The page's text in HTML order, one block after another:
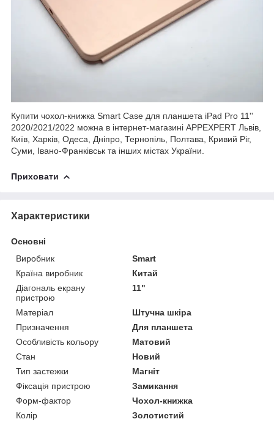
Купити чохол-книжка Smart Case для планшета iPad Pro 11''
2020/2021/2022 можна в інтернет-магазині APPEXPERT Львів,
Київ, Харків, Одеса, Дніпро, Тернопіль, Полтава, Кривий Ріг,
Суми, Івано-Франківськ та інших містах України.
Приховати
Характеристики
Основні
Виробник
Smart
Країна виробник
Китай
Діагональ екрану
пристрою
11"
Матеріал
Штучна шкіра
Призначення
Для планшета
Особливість кольору
Матовий
Стан
Новий
Тип застежки
Магніт
Фіксація пристрою
Замикання
Форм-фактор
Чохол-книжка
Колір
Золотистий